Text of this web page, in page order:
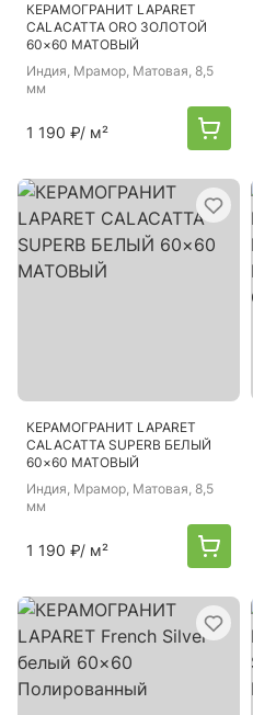
КЕРАМОГРАНИТ LAPARET
CALACATTA ORO ЗОЛОТОЙ
60×60 МАТОВЫЙ
Индия, Мрамор, Матовая, 8,5
мм
1 190 ₽/ м²
КЕРАМОГРАНИТ LAPARET
CALACATTA SUPERB БЕЛЫЙ
60×60 МАТОВЫЙ
Индия, Мрамор, Матовая, 8,5
мм
1 190 ₽/ м²